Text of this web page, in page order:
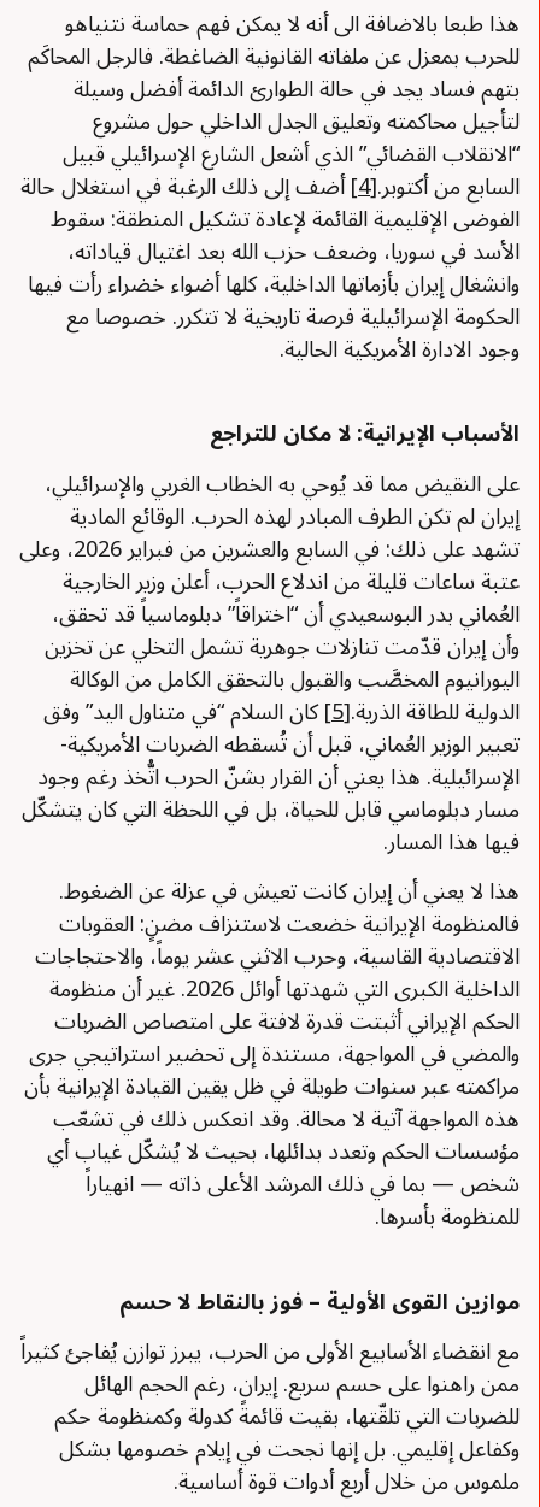
هذا طبعا بالاضافة الى أنه لا يمكن فهم حماسة نتنياهو
للحرب بمعزل عن ملفاته القانونية الضاغطة. فالرجل المحاكَم
بتهم فساد يجد في حالة الطوارئ الدائمة أفضل وسيلة
لتأجيل محاكمته وتعليق الجدل الداخلي حول مشروع
“الانقلاب القضائي” الذي أشعل الشارع الإسرائيلي قبيل
السابع من أكتوبر.[4] أضف إلى ذلك الرغبة في استغلال حالة
الفوضى الإقليمية القائمة لإعادة تشكيل المنطقة: سقوط
الأسد في سوريا، وضعف حزب الله بعد اغتيال قياداته،
وانشغال إيران بأزماتها الداخلية، كلها أضواء خضراء رأت فيها
الحكومة الإسرائيلية فرصة تاريخية لا تتكرر. خصوصا مع
وجود الادارة الأمريكية الحالية.
الأسباب الإيرانية: لا مكان للتراجع
على النقيض مما قد يُوحي به الخطاب الغربي والإسرائيلي،
إيران لم تكن الطرف المبادر لهذه الحرب. الوقائع المادية
تشهد على ذلك: في السابع والعشرين من فبراير 2026، وعلى
عتبة ساعات قليلة من اندلاع الحرب، أعلن وزير الخارجية
العُماني بدر البوسعيدي أن “اختراقاً” دبلوماسياً قد تحقق،
وأن إيران قدّمت تنازلات جوهرية تشمل التخلي عن تخزين
اليورانيوم المخصَّب والقبول بالتحقق الكامل من الوكالة
الدولية للطاقة الذرية.[5] كان السلام “في متناول اليد” وفق
تعبير الوزير العُماني، قبل أن تُسقطه الضربات الأمريكية-
الإسرائيلية. هذا يعني أن القرار بشنّ الحرب اتُّخذ رغم وجود
مسار دبلوماسي قابل للحياة، بل في اللحظة التي كان يتشكّل
فيها هذا المسار.
هذا لا يعني أن إيران كانت تعيش في عزلة عن الضغوط.
فالمنظومة الإيرانية خضعت لاستنزاف مضنٍ: العقوبات
الاقتصادية القاسية، وحرب الاثني عشر يوماً، والاحتجاجات
الداخلية الكبرى التي شهدتها أوائل 2026. غير أن منظومة
الحكم الإيراني أثبتت قدرة لافتة على امتصاص الضربات
والمضي في المواجهة، مستندة إلى تحضير استراتيجي جرى
مراكمته عبر سنوات طويلة في ظل يقين القيادة الإيرانية بأن
هذه المواجهة آتية لا محالة. وقد انعكس ذلك في تشعّب
مؤسسات الحكم وتعدد بدائلها، بحيث لا يُشكّل غياب أي
شخص — بما في ذلك المرشد الأعلى ذاته — انهياراً
للمنظومة بأسرها.
موازين القوى الأولية – فوز بالنقاط لا حسم
مع انقضاء الأسابيع الأولى من الحرب، يبرز توازن يُفاجئ كثيراً
ممن راهنوا على حسم سريع. إيران، رغم الحجم الهائل
للضربات التي تلقّتها، بقيت قائمةً كدولة وكمنظومة حكم
وكفاعل إقليمي. بل إنها نجحت في إيلام خصومها بشكل
ملموس من خلال أربع أدوات قوة أساسية.